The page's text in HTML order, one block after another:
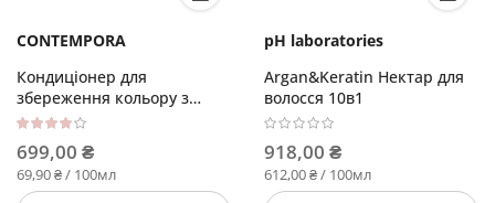
CONTEMPORA
Кондиціонер для
збереження кольору з
олією обліпихи та граната
Рейтинг:
80%
699,00 ₴
69,90 ₴ / 100мл
pH laboratories
Argan&Keratin Нектар для
волосся 10в1
918,00 ₴
612,00 ₴ / 100мл